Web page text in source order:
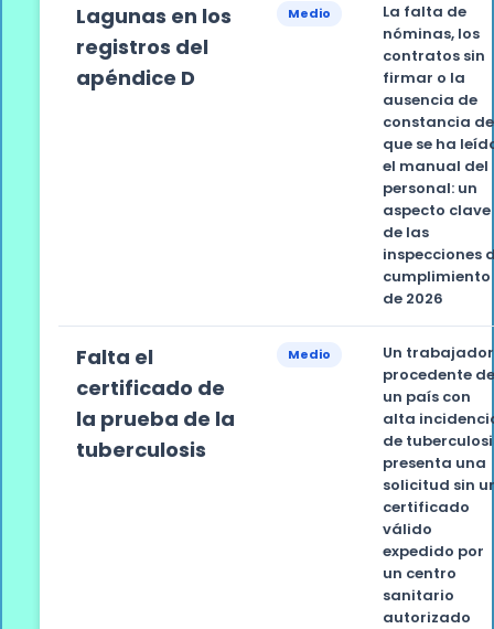
Lagunas en los
registros del
apéndice D
Medio
La falta de
nóminas, los
contratos sin
firmar o la
ausencia de
constancia de
que se ha
el manual del
personal: un
aspecto clave
de las
inspecciones
cumplimiento
de 2026
Falta el
certificado de
la prueba de la
tuberculosis
Medio
Un trabajador
procedente
un país con
alta
de
presenta una
solicitud sin
certificado
válido
expedido por
un centro
sanitario
autorizado